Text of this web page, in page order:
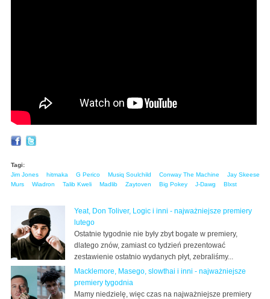
Tagi:
Jim Jones
hitmaka G Perico Musiq Soulchild Conway The Machine
Jay Skeese
Murs
Wiadron Talib Kweli Madlib Zaytoven Big Pokey J-Dawg Blxst
Yeat, Don Toliver, Logic i inni - najważniejsze premiery
lutego
Ostatnie tygodnie nie były zbyt bogate w premiery,
dlatego znów, zamiast co tydzień prezentować
zestawienie ostatnio wydanych płyt, zebraliśmy...
Macklemore, Masego, slowthai i inni - najważniejsze
premiery tygodnia
Mamy niedzielę, więc czas na najważniejsze premiery